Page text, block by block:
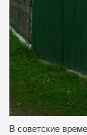
В советские